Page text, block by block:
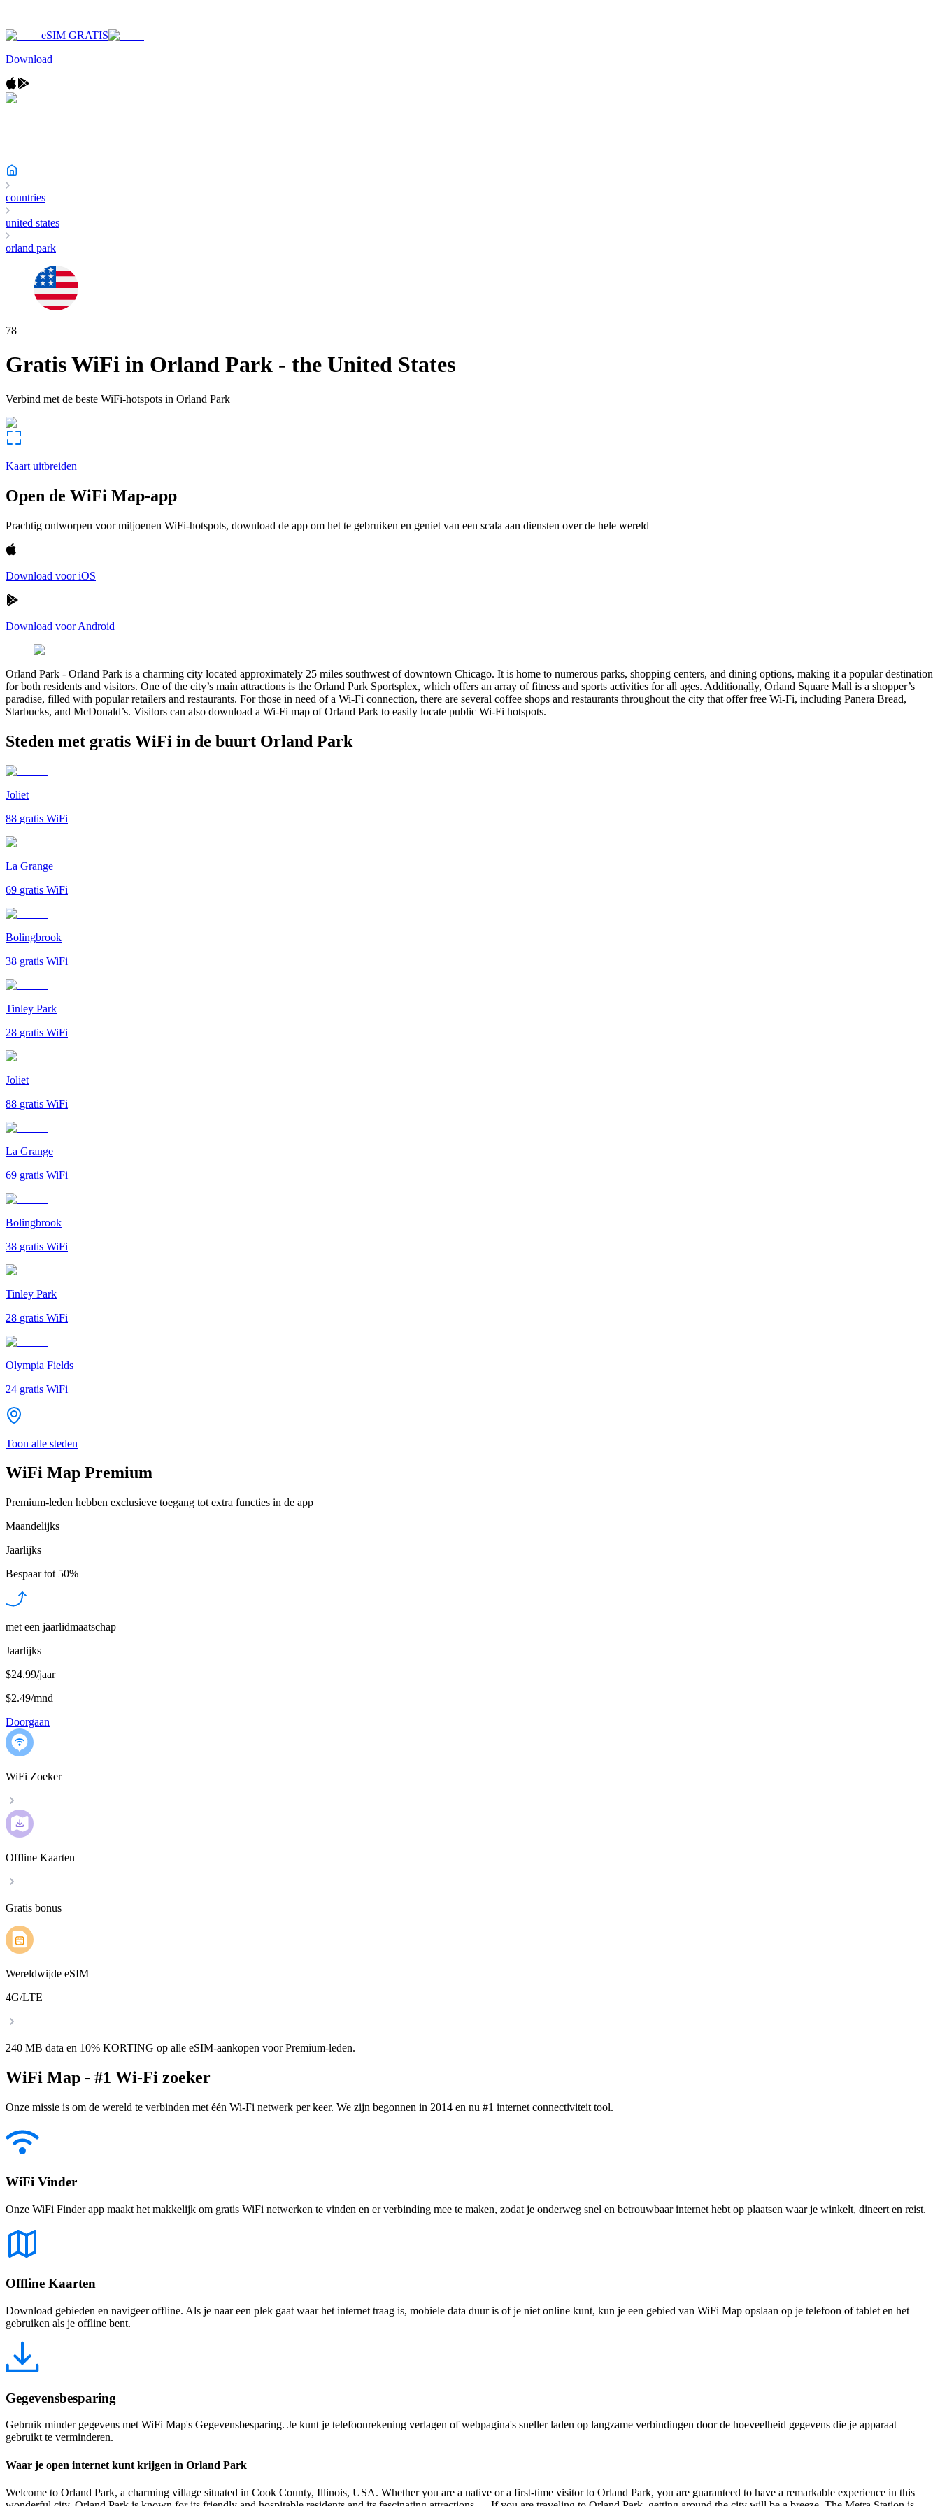
eSIM GRATIS
Download
countries
united states
orland park
78
Gratis WiFi in Orland Park - the United States
Verbind met de beste WiFi-hotspots in Orland Park
Kaart uitbreiden
Open de WiFi Map-app
Prachtig ontworpen voor miljoenen WiFi-hotspots, download de app om het te gebruiken en geniet van een scala aan diensten over de hele wereld
Download voor iOS
Download voor Android
Orland Park - Orland Park is a charming city located approximately 25 miles southwest of downtown Chicago. It is home to numerous parks, shopping centers, and dining options, making it a popular destination
for both residents and visitors. One of the city’s main attractions is the Orland Park Sportsplex, which offers an array of fitness and sports activities for all ages. Additionally, Orland Square Mall is a shopper’s
paradise, filled with popular retailers and restaurants. For those in need of a Wi-Fi connection, there are several coffee shops and restaurants throughout the city that offer free Wi-Fi, including Panera Bread,
Starbucks, and McDonald’s. Visitors can also download a Wi-Fi map of Orland Park to easily locate public Wi-Fi hotspots.
Steden met gratis WiFi in de buurt Orland Park
Joliet
88 gratis WiFi
La Grange
69 gratis WiFi
Bolingbrook
38 gratis WiFi
Tinley Park
28 gratis WiFi
Joliet
88 gratis WiFi
La Grange
69 gratis WiFi
Bolingbrook
38 gratis WiFi
Tinley Park
28 gratis WiFi
Olympia Fields
24 gratis WiFi
Toon alle steden
WiFi Map Premium
Premium-leden hebben exclusieve toegang tot extra functies in de app
Maandelijks
Jaarlijks
Bespaar tot 50%
met een jaarlidmaatschap
Jaarlijks
$24.99/jaar
$2.49/mnd
Doorgaan
WiFi Zoeker
Offline Kaarten
Gratis bonus
Wereldwijde eSIM
4G/LTE
240 MB data en 10% KORTING op alle eSIM-aankopen voor Premium-leden.
WiFi Map - #1 Wi-Fi zoeker
Onze missie is om de wereld te verbinden met één Wi-Fi netwerk per keer. We zijn begonnen in 2014 en nu #1 internet connectiviteit tool.
WiFi Vinder
Onze WiFi Finder app maakt het makkelijk om gratis WiFi netwerken te vinden en er verbinding mee te maken, zodat je onderweg snel en betrouwbaar internet hebt op plaatsen waar je winkelt, dineert en reist.
Offline Kaarten
Download gebieden en navigeer offline. Als je naar een plek gaat waar het internet traag is, mobiele data duur is of je niet online kunt, kun je een gebied van WiFi Map opslaan op je telefoon of tablet en het
gebruiken als je offline bent.
Gegevensbesparing
Gebruik minder gegevens met WiFi Map's Gegevensbesparing. Je kunt je telefoonrekening verlagen of webpagina's sneller laden op langzame verbindingen door de hoeveelheid gegevens die je apparaat
gebruikt te verminderen.
Waar je open internet kunt krijgen in Orland Park
Welcome to Orland Park, a charming village situated in Cook County, Illinois, USA. Whether you are a native or a first-time visitor to Orland Park, you are guaranteed to have a remarkable experience in this